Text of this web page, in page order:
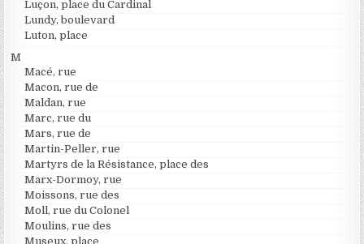
Luçon, place du Cardinal
Lundy, boulevard
Luton, place
M
Macé, rue
Macon, rue de
Maldan, rue
Marc, rue du
Mars, rue de
Martin-Peller, rue
Martyrs de la Résistance, place des
Marx-Dormoy, rue
Moissons, rue des
Moll, rue du Colonel
Moulins, rue des
Museux, place